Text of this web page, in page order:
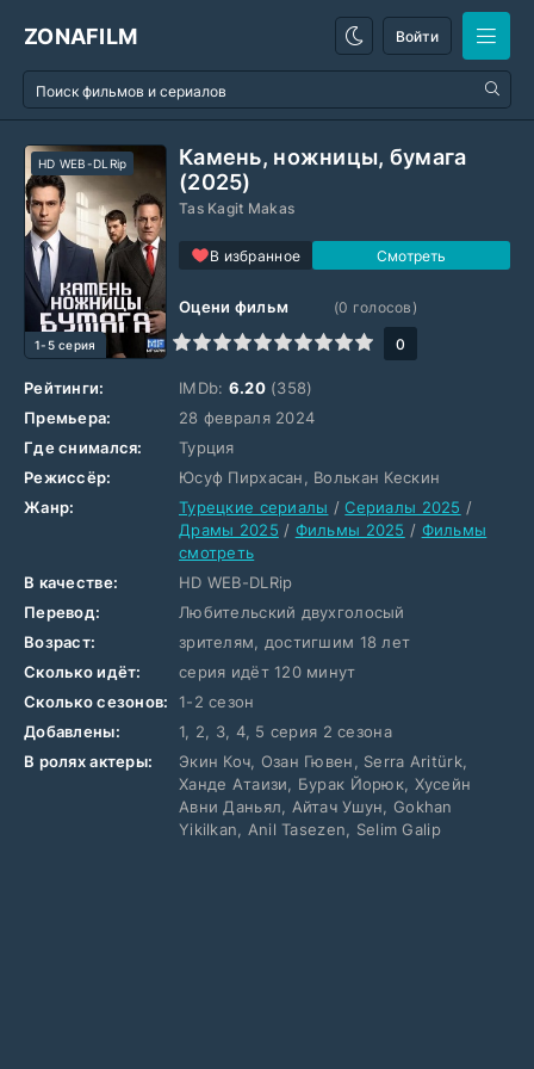
ZONAFILM Войти
Камень, ножницы, бумага
(2025)
Tas Kagit Makas
В избранное
HD WEB-DLRip
1-5 серия
Оцени фильм
1
2 3 6 7 8 9 10
(0 голосов)
0
Рейтинги: IMDb: 6.20(358)
Премьера:
28 февраля 2024
Где снимался:
Турция
Режиссёр:
Юсуф Пирхасан, Волькан Кескин
Жанр:
Турецкие сериалы /Сериалы 2025 /
Драмы 2025 / Фильмы 2025 / Фильмы
смотреть
В качестве:
HD WEB-DLRip
Перевод:
Любительский двухголосый
Возраст:
зрителям, достигшим 18 лет
Сколько идёт:
серия идёт 120 минут
Сколько сезонов:
1-2 сезон
Добавлены:
1, 2, 3, 4, 5 серия 2 сезона
В ролях актеры:
Экин Коч, Озан Гювен, Serra Aritürk,
Ханде Атаизи, Бурак Йорюк, Хусейн
Авни Даньял, Айтач Ушун, Gokhan
Yikilkan, Anil Tasezen, Selim Galip